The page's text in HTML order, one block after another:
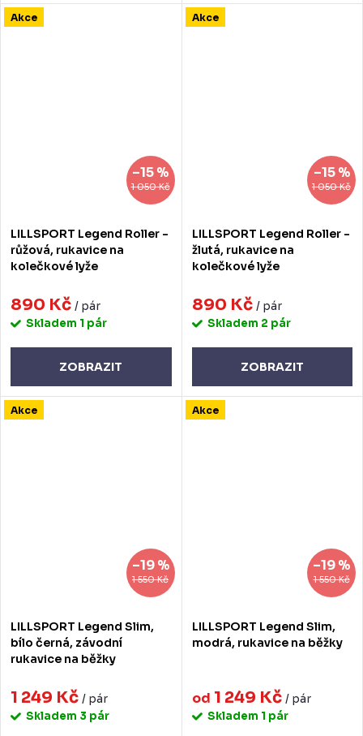
Akce
1 050 Kč
–15 %
LILLSPORT Legend Roller -
růžová, rukavice na
kolečkové lyže
890 Kč / pár
Skladem 1 pár
ZOBRAZIT
Akce
1 050 Kč
–15 %
LILLSPORT Legend Roller -
žlutá, rukavice na
kolečkové lyže
890 Kč / pár
Skladem 2 pár
ZOBRAZIT
Akce
1 550 Kč
–19 %
LILLSPORT Legend Slim,
bílo černá, závodní
rukavice na běžky
1 249 Kč / pár
Skladem 3 pár
Akce
1 550 Kč
–19 %
LILLSPORT Legend Slim,
modrá, rukavice na běžky
od 1 249 Kč / pár
Skladem 1 pár